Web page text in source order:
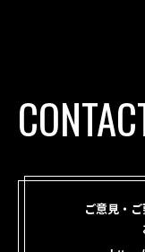
ご意見・